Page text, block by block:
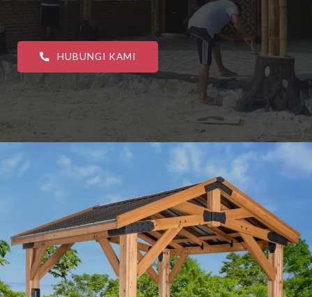
HUBUNGI KAMI